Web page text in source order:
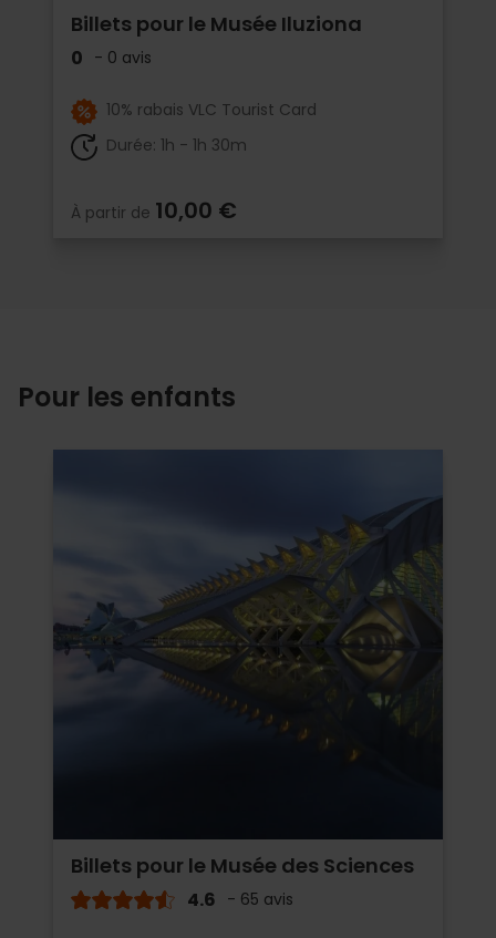
Billets pour le Musée Iluziona
0 - 0 avis
10% rabais VLC Tourist Card
Durée: 1h - 1h 30m
À partir de 10,00 €
Pour les enfants
Billets pour le Musée des Sciences
4.6 - 65 avis